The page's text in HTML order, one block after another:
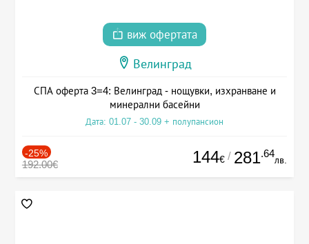
виж офертата
Велинград
СПА оферта 3=4: Велинград - нощувки, изхранване и
минерални басейни
Дата: 01.07 - 30.09 + полупансион
-25%
192.00€ 144€ / 281.64
лв.